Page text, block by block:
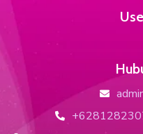
icon
icon